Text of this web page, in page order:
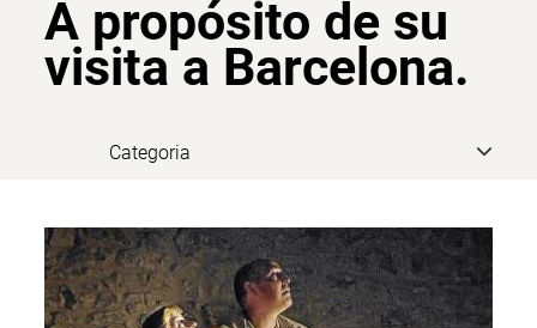
A propósito de su
visita a Barcelona.